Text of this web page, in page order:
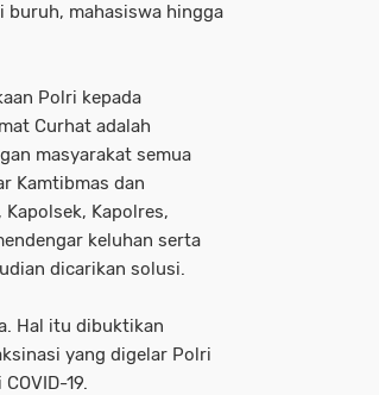
buruh, mahasiswa hingga
Polri kepada
Curhat adalah
masyarakat semua
Kamtibmas dan
Kapolres,
keluhan serta
dicarikan solusi.
Hal itu dibuktikan
yang digelar Polri
19.